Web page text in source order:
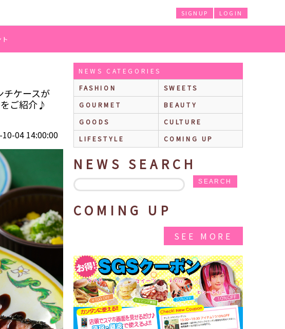
LOGIN
SIGNUP
年も登場！東京ディズニーリゾート®「ディズニー・クリスマス」スペシャルメニューをご
チケースが
ご紹介♪
10-04 14:00:00
NEWS CATEGORIES
FASHION
SWEETS
GOURMET
BEAUTY
GOODS
CULTURE
LIFESTYLE
COMING UP
NEWS SEARCH
SEARCH
COMING UP
SEE MORE